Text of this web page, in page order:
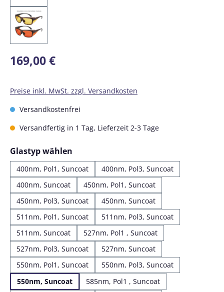
Regulärer Preis:
169,00 €
Preise inkl. MwSt. zzgl. Versandkosten
Versandkostenfrei
Versandfertig in 1 Tag, Lieferzeit 2-3 Tage
Glastyp wählen
400nm, Pol1, Suncoat
400nm, Pol3, Suncoat
400nm, Suncoat
450nm, Pol1, Suncoat
450nm, Pol3, Suncoat
450nm, Suncoat
511nm, Pol1, Suncoat
511nm, Pol3, Suncoat
511nm, Suncoat
527nm, Pol1 , Suncoat
527nm, Pol3, Suncoat
527nm, Suncoat
550nm, Pol1, Suncoat
550nm, Pol3, Suncoat
550nm, Suncoat
585nm, Pol1 , Suncoat